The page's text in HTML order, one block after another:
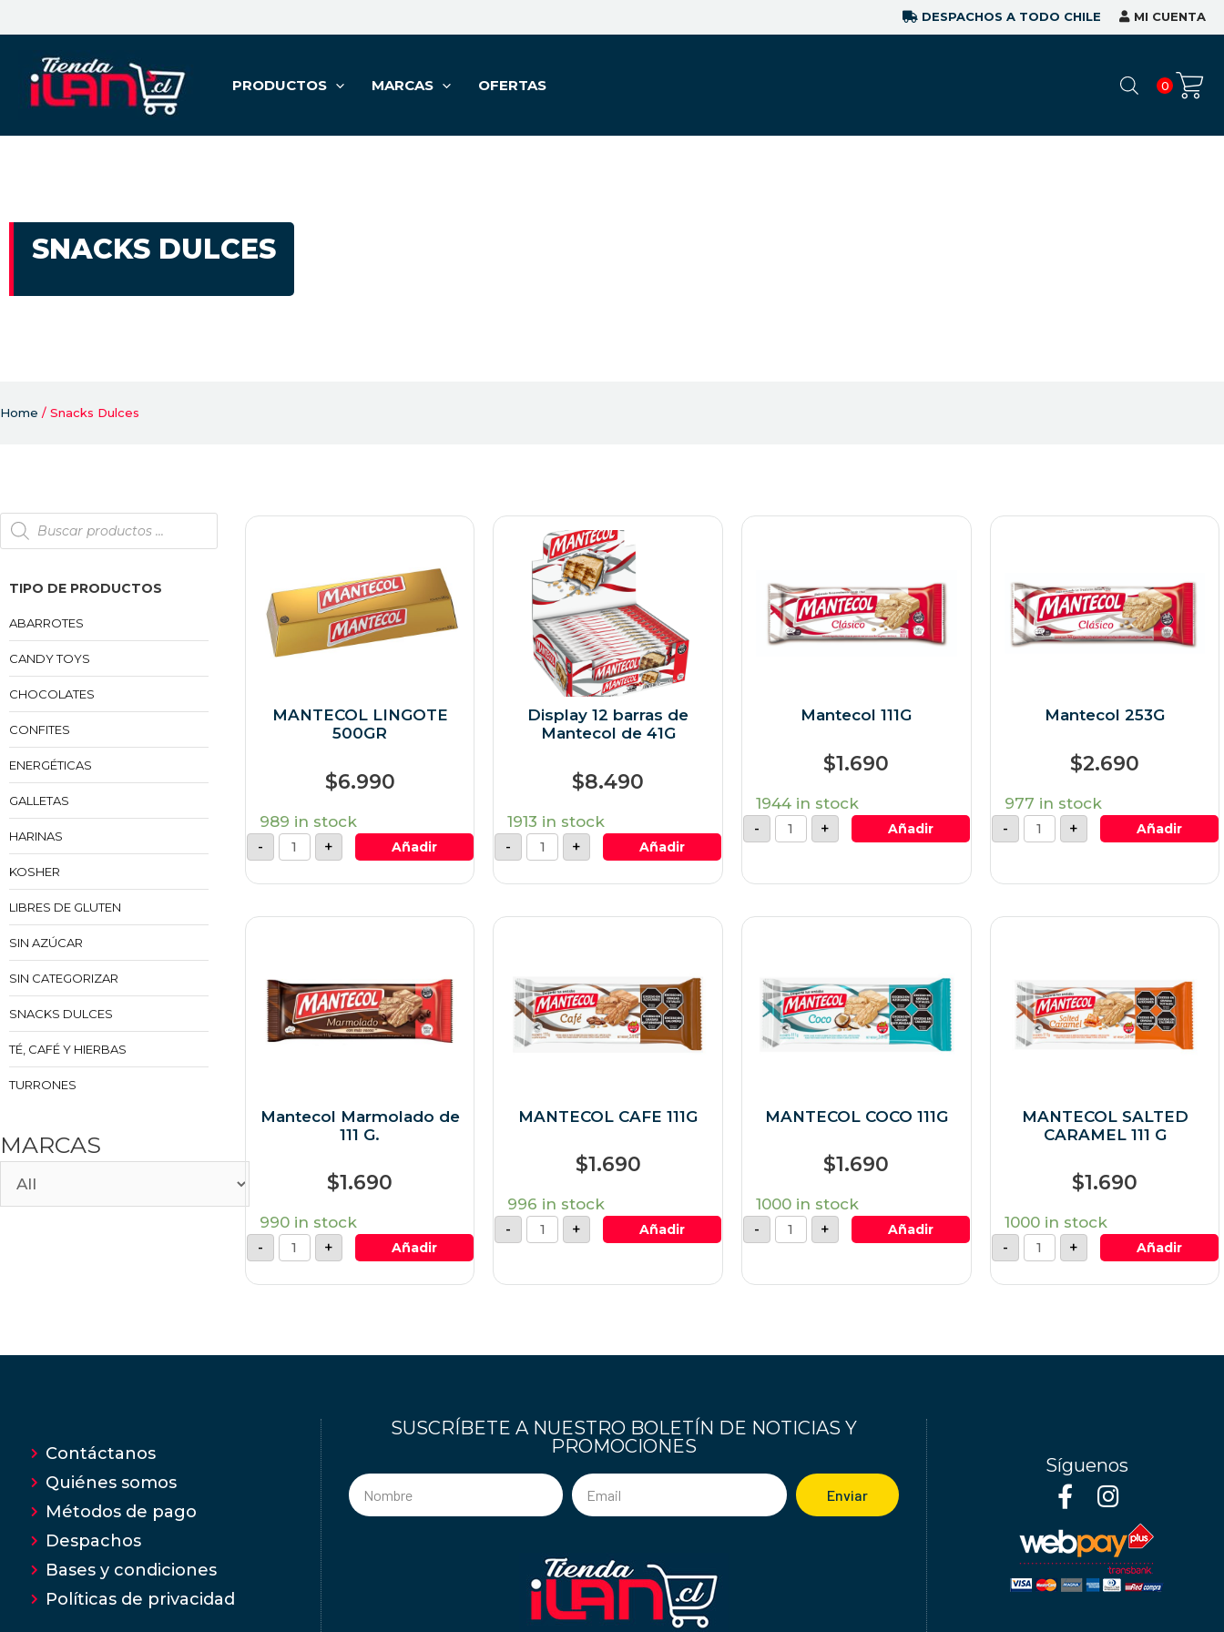
DESPACHOS A TODO CHILE MI CUENTA
PRODUCTOS MARCAS OFERTAS 0
SNACKS DULCES
Home / Snacks Dulces
TIPO DE PRODUCTOS
ABARROTES
CANDY TOYS
CHOCOLATES
CONFITES
ENERGÉTICAS
GALLETAS
HARINAS
KOSHER
LIBRES DE GLUTEN
SIN AZÚCAR
SIN CATEGORIZAR
SNACKS DULCES
TÉ, CAFÉ Y HIERBAS
TURRONES
MARCAS
MANTECOL LINGOTE
500GR
$6.990
989 in stock
- + Añadir
Display 12 barras de
Mantecol de 41G
$8.490
1913 in stock
- + Añadir
Mantecol 111G
$1.690
1944 in stock
- + Añadir
Mantecol 253G
$2.690
977 in stock
- + Añadir
Mantecol Marmolado de
111 G.
$1.690
990 in stock
- + Añadir
MANTECOL CAFE 111G
$1.690
996 in stock
- + Añadir
MANTECOL COCO 111G
$1.690
1000 in stock
- + Añadir
MANTECOL SALTED
CARAMEL 111 G
$1.690
1000 in stock
- + Añadir
Contáctanos
Quiénes somos
Métodos de pago
Despachos
Bases y condiciones
Políticas de privacidad
SUSCRÍBETE A NUESTRO BOLETÍN DE NOTICIAS Y
PROMOCIONES
Enviar
Síguenos